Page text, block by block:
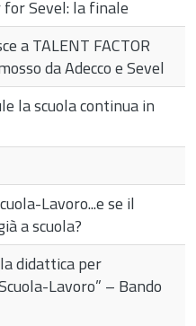
Sevel: la finale
a TALENT FACTOR
da Adecco e Sevel
la scuola continua in
Lavoro...e se il
a scuola?
didattica per
Lavoro” – Bando